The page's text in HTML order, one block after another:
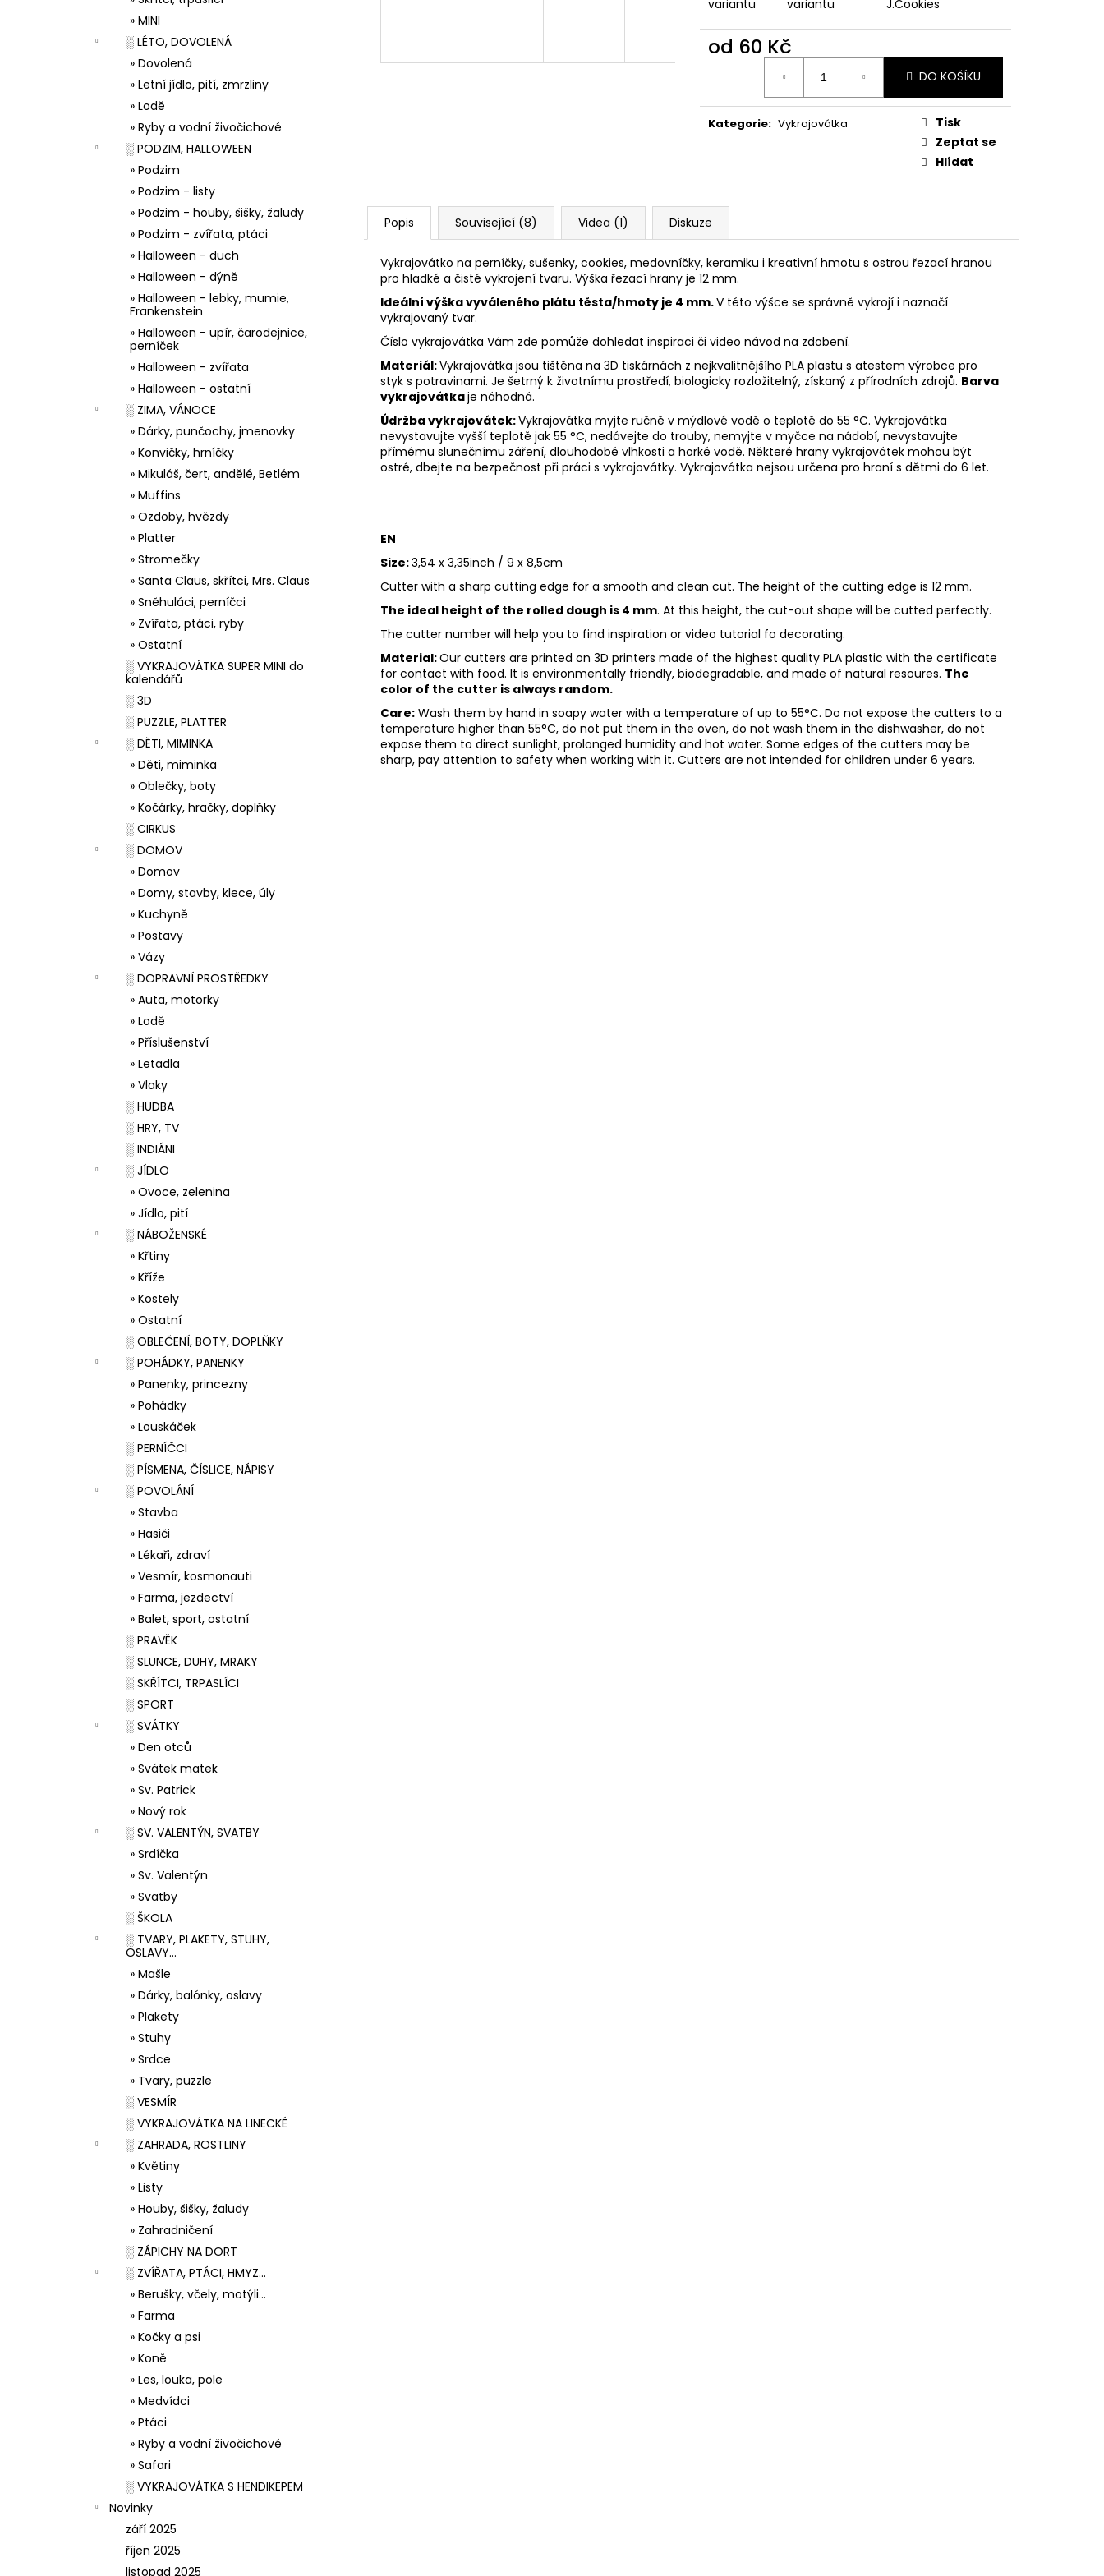
» MINI
░ LÉTO, DOVOLENÁ
» Dovolená
» Letní jídlo, pití, zmrzliny
» Lodě
» Ryby a vodní živočichové
░ PODZIM, HALLOWEEN
» Podzim
» Podzim - listy
» Podzim - houby, šišky, žaludy
» Podzim - zvířata, ptáci
» Halloween - duch
» Halloween - dýně
» Halloween - lebky, mumie,
Frankenstein
» Halloween - upír, čarodejnice,
perníček
» Halloween - zvířata
» Halloween - ostatní
░ ZIMA, VÁNOCE
» Dárky, punčochy, jmenovky
» Konvičky, hrníčky
» Mikuláš, čert, andělé, Betlém
» Muffins
» Ozdoby, hvězdy
» Platter
» Stromečky
» Santa Claus, skřítci, Mrs. Claus
» Sněhuláci, perníčci
» Zvířata, ptáci, ryby
» Ostatní
░ VYKRAJOVÁTKA SUPER MINI do
kalendářů
░ 3D
░ PUZZLE, PLATTER
░ DĚTI, MIMINKA
» Děti, miminka
» Oblečky, boty
» Kočárky, hračky, doplňky
░ CIRKUS
░ DOMOV
» Domov
» Domy, stavby, klece, úly
» Kuchyně
» Postavy
» Vázy
░ DOPRAVNÍ PROSTŘEDKY
» Auta, motorky
» Lodě
» Příslušenství
» Letadla
» Vlaky
░ HUDBA
░ HRY, TV
░ INDIÁNI
░ JÍDLO
» Ovoce, zelenina
» Jídlo, pití
░ NÁBOŽENSKÉ
» Křtiny
» Kříže
» Kostely
» Ostatní
░ OBLEČENÍ, BOTY, DOPLŇKY
░ POHÁDKY, PANENKY
» Panenky, princezny
» Pohádky
» Louskáček
░ PERNÍČCI
░ PÍSMENA, ČÍSLICE, NÁPISY
░ POVOLÁNÍ
» Stavba
» Hasiči
» Lékaři, zdraví
» Vesmír, kosmonauti
» Farma, jezdectví
» Balet, sport, ostatní
░ PRAVĚK
░ SLUNCE, DUHY, MRAKY
░ SKŘÍTCI, TRPASLÍCI
░ SPORT
░ SVÁTKY
» Den otců
» Svátek matek
» Sv. Patrick
» Nový rok
░ SV. VALENTÝN, SVATBY
» Srdíčka
» Sv. Valentýn
» Svatby
░ ŠKOLA
░ TVARY, PLAKETY, STUHY,
OSLAVY...
» Mašle
» Dárky, balónky, oslavy
» Plakety
» Stuhy
» Srdce
» Tvary, puzzle
░ VESMÍR
░ VYKRAJOVÁTKA NA LINECKÉ
░ ZAHRADA, ROSTLINY
» Květiny
» Listy
» Houby, šišky, žaludy
» Zahradničení
░ ZÁPICHY NA DORT
░ ZVÍŘATA, PTÁCI, HMYZ...
» Berušky, včely, motýli...
» Farma
» Kočky a psi
» Koně
» Les, louka, pole
» Medvídci
» Ptáci
» Ryby a vodní živočichové
» Safari
░ VYKRAJOVÁTKA S HENDIKEPEM
Novinky
září 2025
říjen 2025
listopad 2025
variantu
variantu
J.Cookies
od 60 Kč
DO KOŠÍKU
Kategorie: Vykrajovátka
Tisk
Zeptat se
Hlídat
Popis Související (8) Videa (1) Diskuze
Vykrajovátko na perníčky, sušenky, cookies, medovníčky, keramiku i kreativní hmotu s ostrou řezací hranou
pro hladké a čisté vykrojení tvaru. Výška řezací hrany je 12 mm.
Ideální výška vyváleného plátu těsta/hmoty je 4 mm.V této výšce se správně vykrojí i naznačí
vykrajovaný tvar.
Číslo vykrajovátka Vám zde pomůže dohledat inspiraci či video návod na zdobení.
Materiál:Vykrajovátka jsou tištěna na 3D tiskárnách z nejkvalitnějšího PLA plastu s atestem výrobce pro
styk s potravinami. Je šetrný k životnímu prostředí, biologicky rozložitelný, získaný z přírodních zdrojů. Barva
vykrajovátkaje náhodná.
Údržba vykrajovátek:Vykrajovátka myjte ručně v mýdlové vodě o teplotě do 55 °C. Vykrajovátka
nevystavujte vyšší teplotě jak 55 °C, nedávejte do trouby, nemyjte v myčce na nádobí, nevystavujte
přímému slunečnímu záření, dlouhodobé vlhkosti a horké vodě. Některé hrany vykrajovátek mohou být
ostré, dbejte na bezpečnost při práci s vykrajovátky. Vykrajovátka nejsou určena pro hraní s dětmi do 6 let.
EN
Size:3,54 x 3,35inch / 9 x 8,5cm
Cutter with a sharp cutting edge for a smooth and clean cut. The height of the cutting edge is 12 mm.
The ideal height of the rolled dough is 4 mm. At this height, the cut-out shape will be cutted perfectly.
The cutter number will help you to find inspiration or video tutorial fo decorating.
Material:Our cutters are printed on 3D printers made of the highest quality PLA plastic with the certificate
for contact with food. It is environmentally friendly, biodegradable, and made of natural resoures. The
color of the cutter is always random.
Care: Wash them by hand in soapy water with a temperature of up to 55°C. Do not expose the cutters to a
temperature higher than 55°C, do not put them in the oven, do not wash them in the dishwasher, do not
expose them to direct sunlight, prolonged humidity and hot water. Some edges of the cutters may be
sharp, pay attention to safety when working with it. Cutters are not intended for children under 6 years.
33001 ZDOBÍCÍ SÁČEK
VYKRAJOVÁTKA PODZIMNÍ KOLEKCE